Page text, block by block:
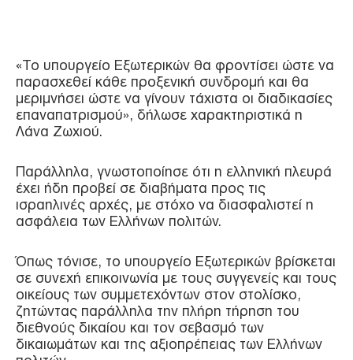
«Το υπουργείο Εξωτερικών θα φροντίσει ώστε να
παρασχεθεί κάθε προξενική συνδρομή και θα
μεριμνήσει ώστε να γίνουν τάχιστα οι διαδικασίες
επαναπατρισμού», δήλωσε χαρακτηριστικά η
Λάνα Ζωχιού.
Παράλληλα, γνωστοποίησε ότι η ελληνική πλευρά
έχει ήδη προβεί σε διαβήματα προς τις
ισραηλινές αρχές, με στόχο να διασφαλιστεί η
ασφάλεια των Ελλήνων πολιτών.
Όπως τόνισε, το υπουργείο Εξωτερικών βρίσκεται
σε συνεχή επικοινωνία με τους συγγενείς και τους
οικείους των συμμετεχόντων στον στολίσκο,
ζητώντας παράλληλα την πλήρη τήρηση του
διεθνούς δικαίου και τον σεβασμό των
δικαιωμάτων και της αξιοπρέπειας των Ελλήνων